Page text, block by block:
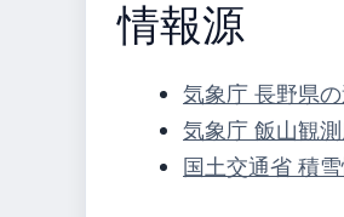
情報源
気象庁 長野県
気象庁 飯山観
国土交通省 積